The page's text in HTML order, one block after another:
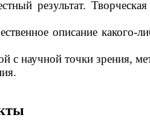
результат.
описание какого-
с научной точки зрения,